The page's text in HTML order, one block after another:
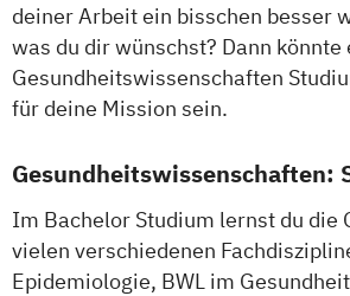
deiner Arbeit ein bisschen besser
was du dir wünschst? Dann könnte
Gesundheitswissenschaften
für deine Mission sein.
Gesundheitswissenschaften:
Im Bachelor Studium lernst du die
vielen verschiedenen
Epidemiologie, BWL im